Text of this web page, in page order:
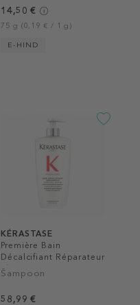
14,50 €
75 g (0,19 € / 1 g)
E-HIND
KÉRASTASE
Première Bain
Décalcifiant Réparateur
Shampoo
Šampoon
58,99 €